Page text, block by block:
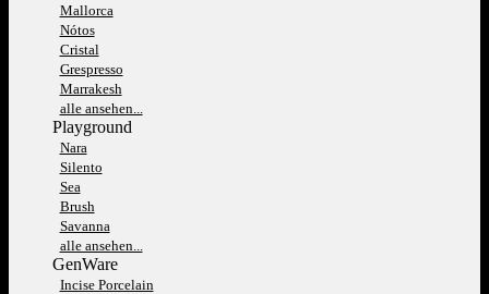
Mallorca
Nótos
Cristal
Grespresso
Marrakesh
alle ansehen...
Playground
Nara
Silento
Sea
Brush
Savanna
alle ansehen...
GenWare
Incise Porcelain